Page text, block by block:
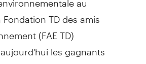
TD des amis
(FAE TD)
les gagnants